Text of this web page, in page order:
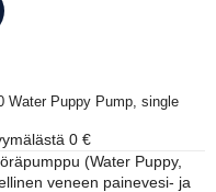
Water Puppy Pump, single
0 €
(Water Puppy,
veneen painevesi- ja